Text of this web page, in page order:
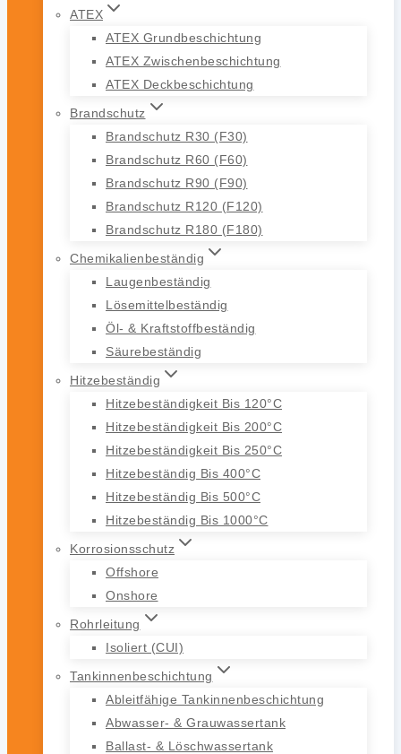
ATEX
ATEX Grundbeschichtung
ATEX Zwischenbeschichtung
ATEX Deckbeschichtung
Brandschutz
Brandschutz R30 (F30)
Brandschutz R60 (F60)
Brandschutz R90 (F90)
Brandschutz R120 (F120)
Brandschutz R180 (F180)
Chemikalienbeständig
Laugenbeständig
Lösemittelbeständig
Öl- & Kraftstoffbeständig
Säurebeständig
Hitzebeständig
Hitzebeständigkeit Bis 120°C
Hitzebeständigkeit Bis 200°C
Hitzebeständigkeit Bis 250°C
Hitzebeständig Bis 400°C
Hitzebeständig Bis 500°C
Hitzebeständig Bis 1000°C
Korrosionsschutz
Offshore
Onshore
Rohrleitung
Isoliert (CUI)
Tankinnenbeschichtung
Ableitfähige Tankinnenbeschichtung
Abwasser- & Grauwassertank
Ballast- & Löschwassertank